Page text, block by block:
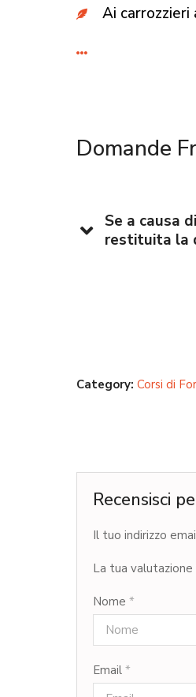
Ai
Domande
Se a causa
restituita la
Category: Corsi di
Recensisci
Il tuo indirizzo
La tua valutazione
Nome*
Email*